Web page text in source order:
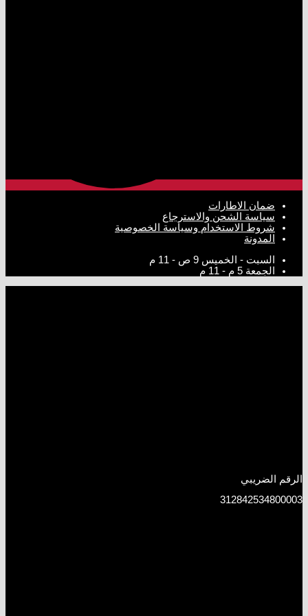
ضمان الاطارات
سياسة الشحن والاسترجاع
شروط الاستخدام وسياسة الخصوصية
المدونة
السبت - الخميس 9 ص - 11 م
الجمعة 5 م - 11 م
الرقم الضريبي
312842534800003